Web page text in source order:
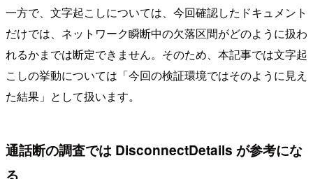
一方で、文字起こしについては、今回確認したドキュメント
だけでは、ネットワーク瞬断中の欠落区間がどのように扱わ
れるかまでは断定できません。そのため、本記事では文字起
こしの挙動については「今回の検証環境ではそのように見え
た結果」として扱います。
通話断の調査では DisconnectDetails が参考にな
る